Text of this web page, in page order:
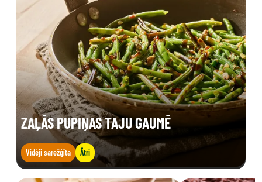
ZAĻĀS PUPIŅAS TAJU GAUMĒ
Vidēji sarežģīta Ātri